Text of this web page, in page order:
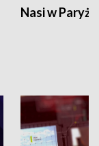
Nasi w Paryżu